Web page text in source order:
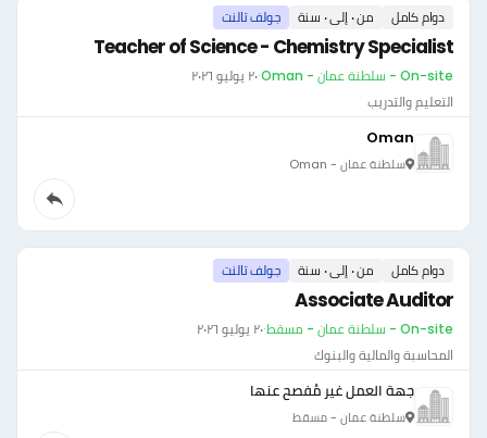
دوام كامل من ٠ إلى ٠ سنة جولف تالنت
Teacher of Science - Chemistry Specialist
On-site - سلطنة عمان - Oman ·٢٠ يوليو ٢٠٢٦
التعليم والتدريب
Oman
سلطنة عمان - Oman
دوام كامل من ٠ إلى ٠ سنة جولف تالنت
Associate Auditor
On-site - سلطنة عمان - مسقط ·٢٠ يوليو ٢٠٢٦
المحاسبة والمالية والبنوك
جهة العمل غير مُفصح عنها
سلطنة عمان - مسقط